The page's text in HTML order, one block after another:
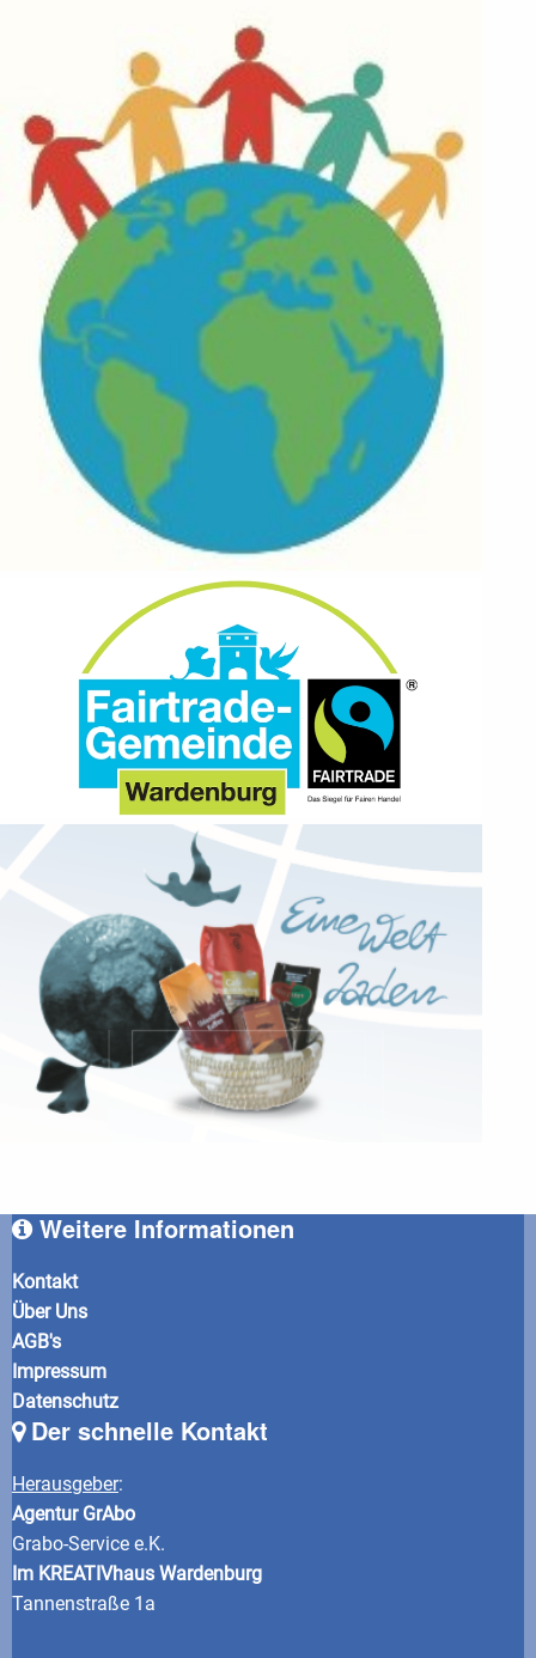
Weitere Informationen
Kontakt
Über Uns
AGB's
Impressum
Datenschutz
Der schnelle Kontakt
Herausgeber:
Agentur GrAbo
Grabo-Service e.K.
Im KREATIVhaus Wardenburg
Tannenstraße 1a